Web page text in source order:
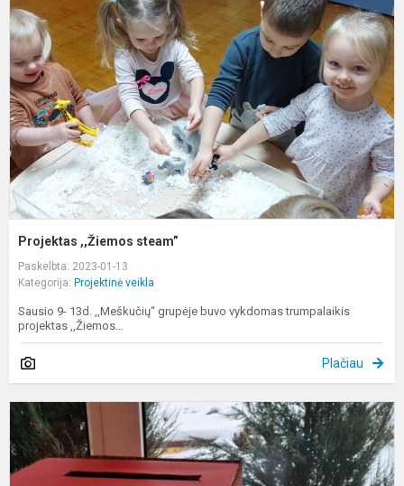
Projektas ,,Žiemos steam”
Paskelbta: 2023-01-13
Kategorija: Projektinė veikla
Sausio 9- 13d. ,,Meškučių“ grupėje buvo vykdomas trumpalaikis
projektas ,,Žiemos...
Plačiau